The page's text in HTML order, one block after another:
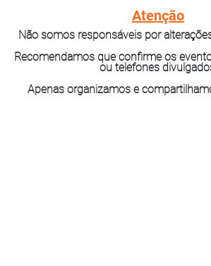
Atenção
Não somos responsáveis por
Recomendamos que confirme os
ou telefones
Apenas organizamos e